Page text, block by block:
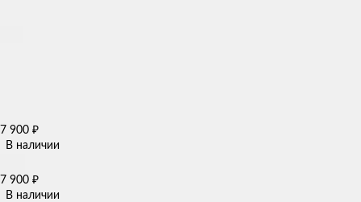
7 900 ₽
В наличии
7 900 ₽
В наличии